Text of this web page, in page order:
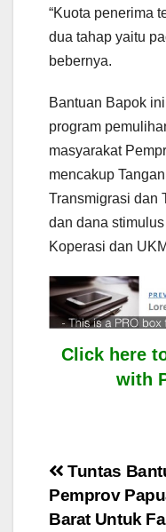
“Kuota penerima
dua tahap yaitu
bebernya.
Bantuan Bapok
program
masyarakat
mencakup
Transmigrasi dan
dan dana
Koperasi dan
Click here
with
Post
Tuntas
Pemprov
Barat Untuk